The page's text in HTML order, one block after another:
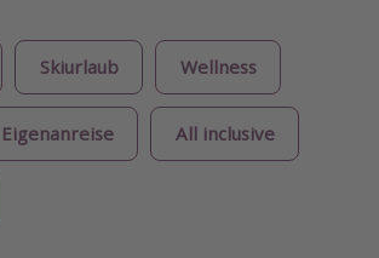
Skiurlaub Wellness
Eigenanreise All inclusive